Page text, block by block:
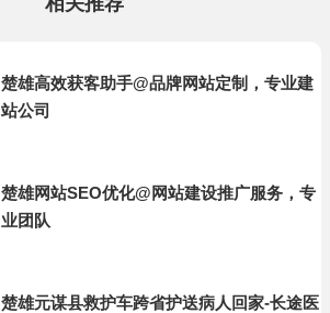
楚雄高效获客助手@品牌网站定制，专业建
站公司
楚雄网站SEO优化@网站建设推广服务，专
业团队
楚雄元谋县救护车跨省护送病人回家-长途医